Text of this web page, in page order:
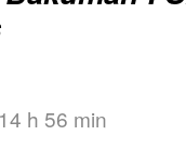
h 56 min